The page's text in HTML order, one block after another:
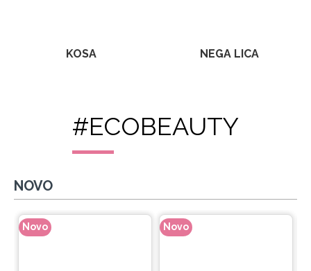
KOSA NEGA LICA
#ECOBEAUTY
NOVO
Novo Novo